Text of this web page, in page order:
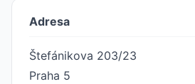
Adresa
Štefánikova 203/23
Praha 5